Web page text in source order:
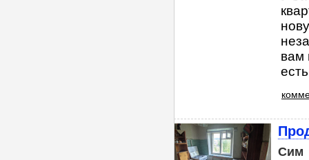
вам
Сим